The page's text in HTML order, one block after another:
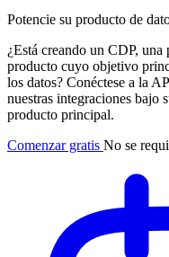
Potencie su producto de
¿Está creando un CDP,
producto cuyo objetivo
los datos? Conéctese a la
nuestras integraciones bajo
producto principal.
Comenzar gratis No se